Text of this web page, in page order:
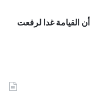
القيامة غدا لرفعت